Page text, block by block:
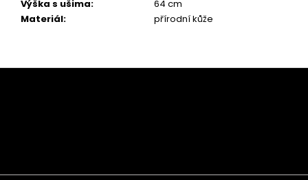
Výška s ušima:
64 cm
Materiál: přírodní kůže
Z